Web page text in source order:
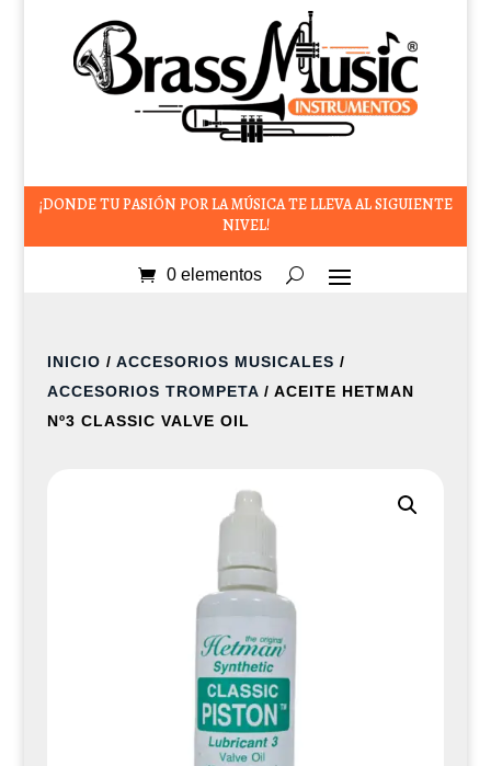
¡DONDE TU PASIÓN POR LA MÚSICA TE LLEVA AL SIGUIENTE
NIVEL!
0 elementos
INICIO / ACCESORIOS MUSICALES /
ACCESORIOS TROMPETA/ ACEITE HETMAN
Nº3 CLASSIC VALVE OIL